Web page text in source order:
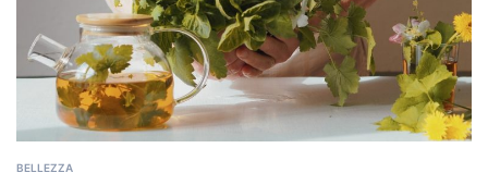
BELLEZZA